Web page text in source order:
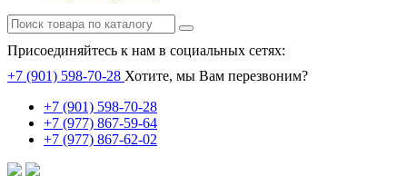
Присоединяйтесь к нам в социальных сетях:
+7 (901) 598-70-28 Хотите, мы Вам перезвоним?
+7 (901) 598-70-28
+7 (977) 867-59-64
+7 (977) 867-62-02